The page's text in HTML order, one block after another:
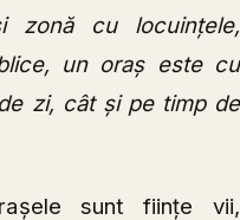
zonă cu locuințele,
un oraș este cu
zi, cât și pe timp de
sunt ființe vii,